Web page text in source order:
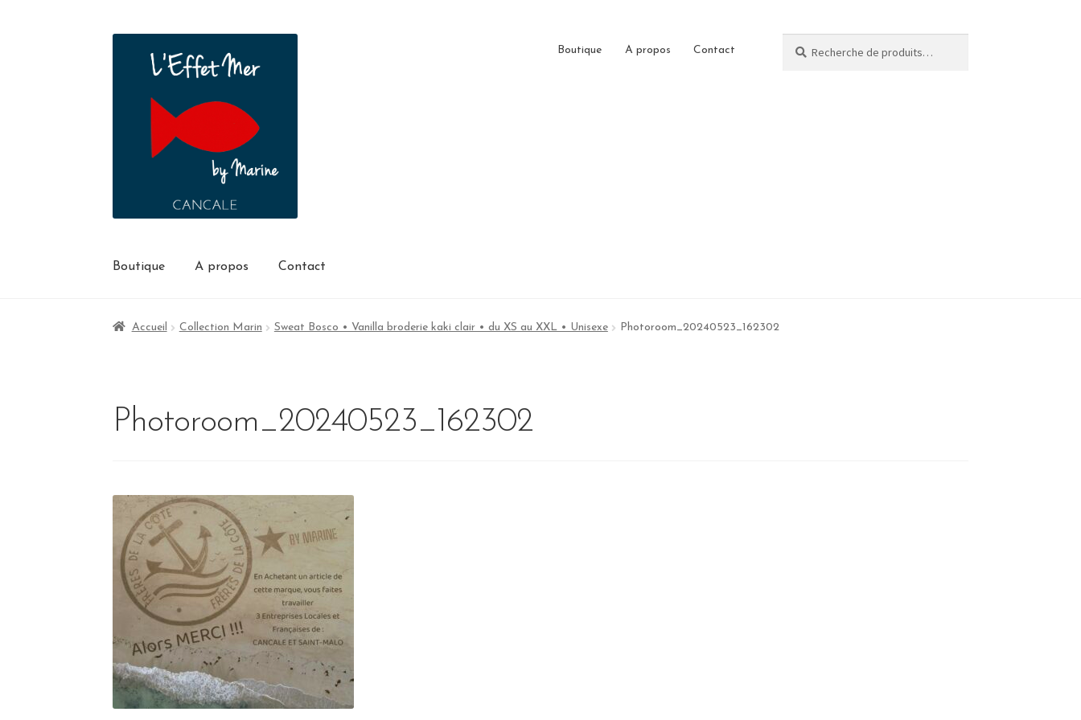
Boutique A propos Contact
Boutique A propos Contact
Accueil Collection Marin Sweat Bosco • Vanilla broderie kaki clair • du XS au XXL • Unisexe Photoroom_20240523_162302
Photoroom_20240523_162302